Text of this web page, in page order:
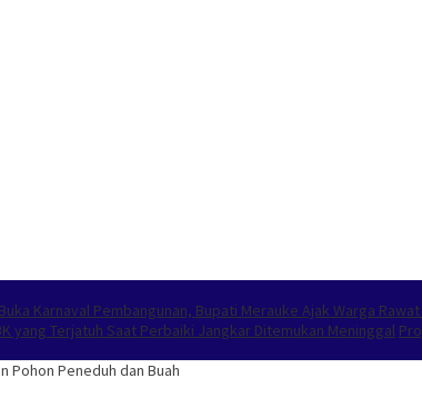
Buka Karnaval Pembangunan, Bupati Merauke Ajak Warga
yang Terjatuh Saat Perbaiki Jangkar Ditemukan Meninggal
Pohon Peneduh dan Buah